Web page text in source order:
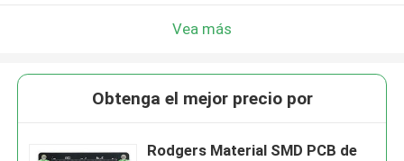
Vea más
Obtenga el mejor precio por
Rodgers Material SMD PCB de